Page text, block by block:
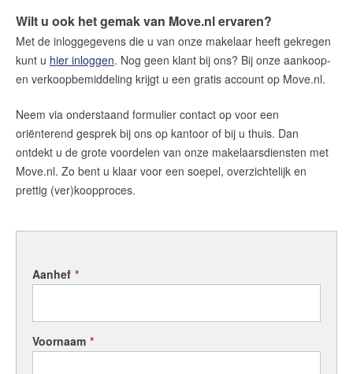
Maak een afspraak
Makelaars van Amsterdam
+31 (0)20 333 11 10
English?
Wilt u ook het gemak van Move.nl ervaren?
Met de inloggegevens die u van onze makelaar heeft gekregen
kunt u hier inloggen. Nog geen klant bij ons? Bij onze aankoop-
en verkoopbemiddeling krijgt u een gratis account op Move.nl.
Neem via onderstaand formulier contact op voor een
oriënterend gesprek bij ons op kantoor of bij u thuis. Dan
ontdekt u de grote voordelen van onze makelaarsdiensten met
Move.nl. Zo bent u klaar voor een soepel, overzichtelijk en
prettig (ver)koopproces.
Aanhef *
Voornaam *